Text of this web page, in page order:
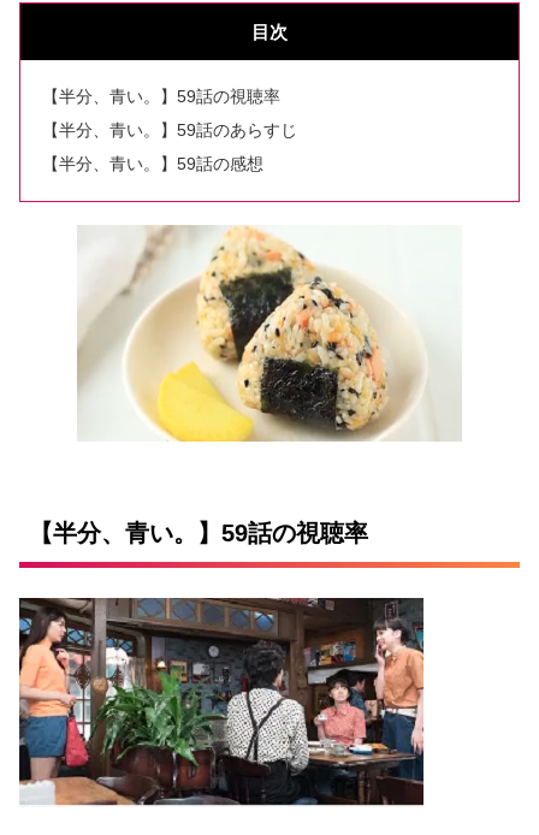
目次
【半分、青い。】59話の視聴率
【半分、青い。】59話のあらすじ
【半分、青い。】59話の感想
【半分、青い。】59話の視聴率